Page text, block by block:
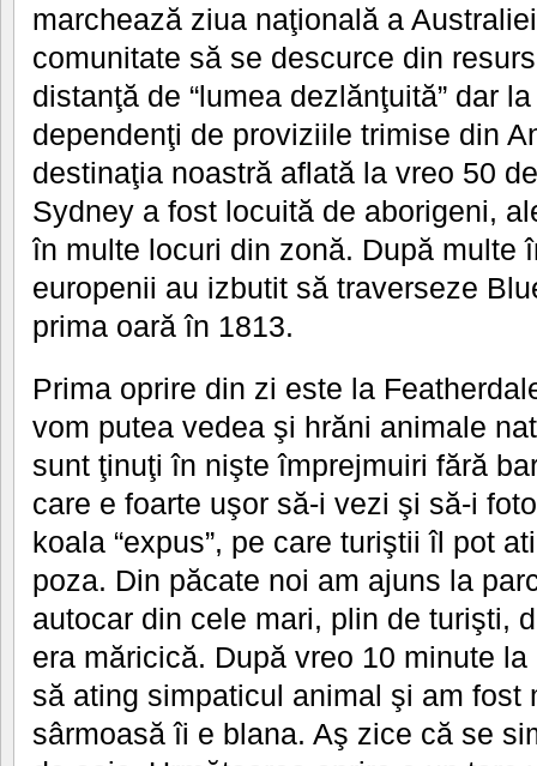
marchează ziua naţională a
comunitate să se descurce din
distanţă de “lumea dezlănţuită” dar
dependenţi de proviziile trimise din
destinaţia noastră aflată la vreo 50
Sydney a fost locuită de aborigeni,
în multe locuri din zonă. După multe
europenii au izbutit să traverseze
prima oară în 1813.
Prima oprire din zi este la
vom putea vedea şi hrăni animale
sunt ţinuţi în nişte împrejmuiri fără
care e foarte uşor să-i vezi şi să-i
koala “expus”, pe care turiştii îl pot
poza. Din păcate noi am ajuns la
autocar din cele mari, plin de turişti,
era măricică. După vreo 10 minute
să ating simpaticul animal şi am fost
sârmoasă îi e blana. Aş zice că se